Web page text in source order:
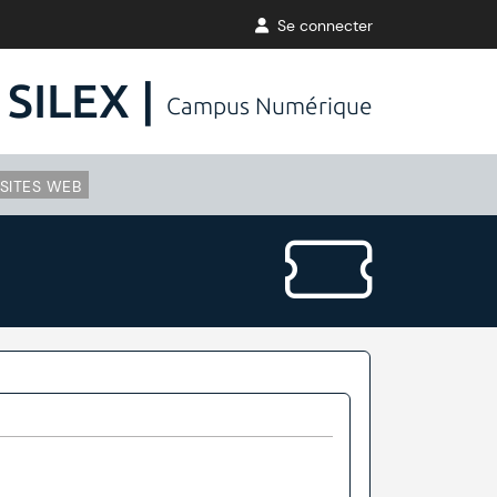
Se connecter
SILEX | Campus Numérique
WEB